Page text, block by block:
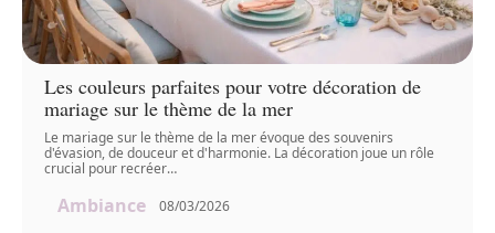
Les couleurs parfaites pour votre décoration de
mariage sur le thème de la mer
Le mariage sur le thème de la mer évoque des souvenirs
d'évasion, de douceur et d'harmonie. La décoration joue un rôle
crucial pour recréer…
Ambiance 08/03/2026